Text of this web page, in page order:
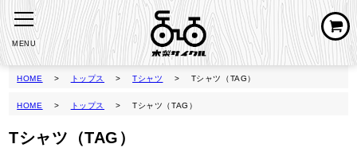
MENU
HOME トップス Tシャツ Tシャツ（TAG）
HOME トップス Tシャツ（TAG）
Tシャツ（TAG）